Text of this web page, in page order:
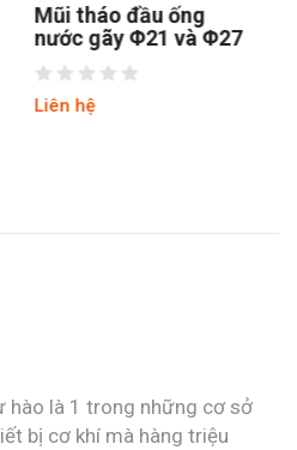
Tay quay kẹp 5 điểm
M7-M9
Liên hệ
hào là 1 trong những cơ sở
bị cơ khí mà hàng triệu